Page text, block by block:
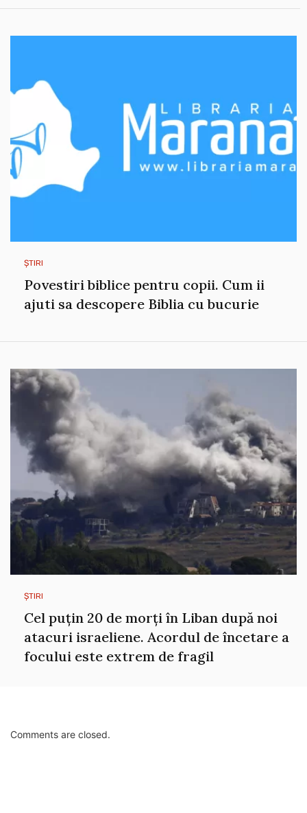
ȘTIRI
Povestiri biblice pentru copii. Cum ii
ajuti sa descopere Biblia cu bucurie
ȘTIRI
Cel puțin 20 de morți în Liban după noi
atacuri israeliene. Acordul de încetare a
focului este extrem de fragil
Comments are closed.